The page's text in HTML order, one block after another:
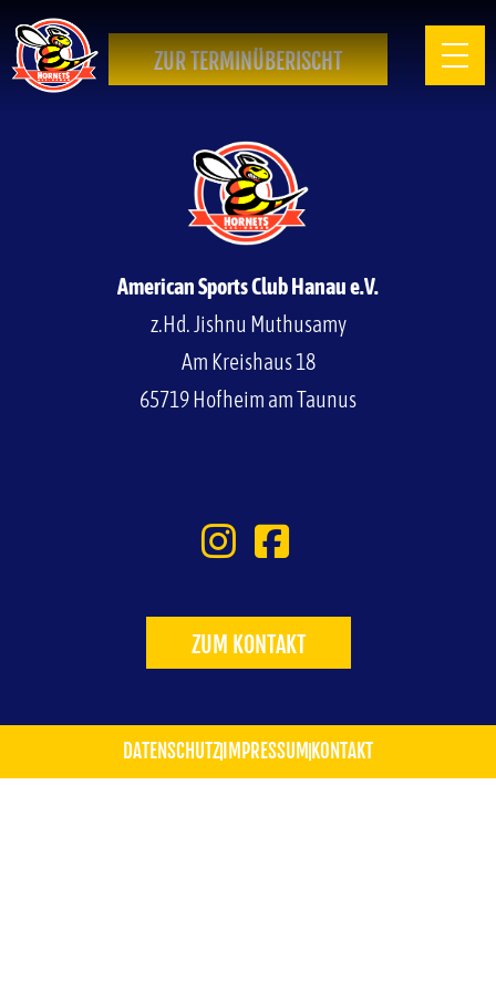
ZUR TERMINÜBERISCHT
American Sports Club Hanau e.V.
z.Hd. Jishnu Muthusamy
Am Kreishaus 18
65719 Hofheim am Taunus
ZUM KONTAKT
DATENSCHUTZ IMPRESSUM KONTAKT